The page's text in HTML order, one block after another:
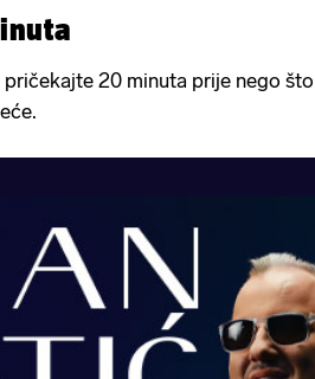
20 minuta prije nego što